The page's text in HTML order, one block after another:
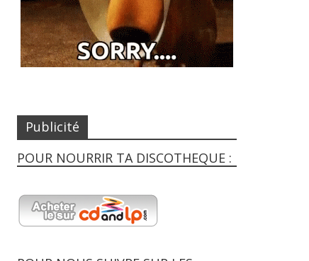
Publicité
POUR NOURRIR TA DISCOTHEQUE :